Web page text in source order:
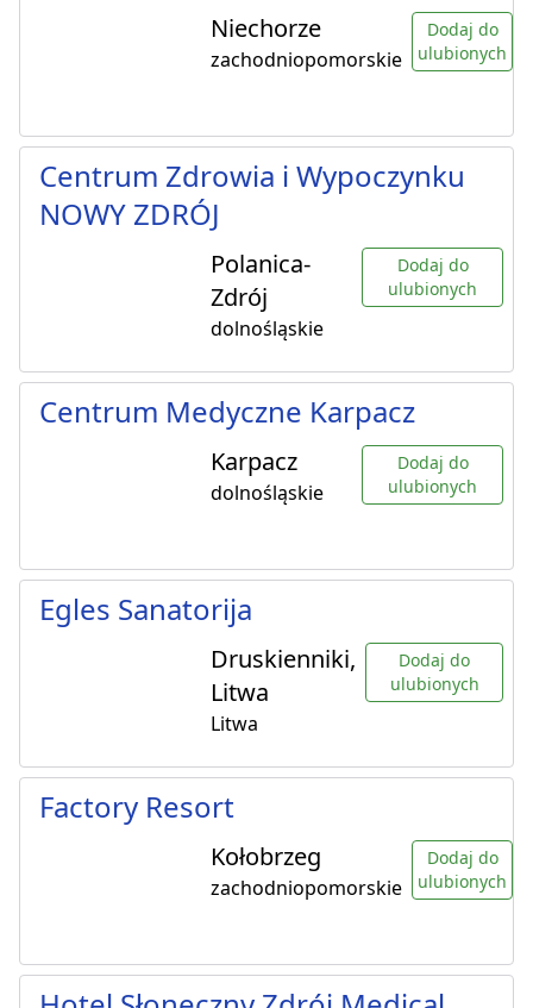
Niechorze
zachodniopomorskie
Dodaj do
ulubionych
Centrum Zdrowia i Wypoczynku
NOWY ZDRÓJ
Polanica-
Zdrój
dolnośląskie
Dodaj do
ulubionych
Centrum Medyczne Karpacz
Karpacz
dolnośląskie
Dodaj do
ulubionych
Egles Sanatorija
Druskienniki,
Litwa
Litwa
Dodaj do
ulubionych
Factory Resort
Kołobrzeg
zachodniopomorskie
Dodaj do
ulubionych